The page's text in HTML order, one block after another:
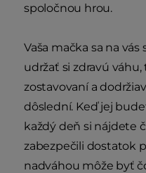
spoločnou hrou.
Vaša mačka sa na
udržať si zdravú
zostavovaní a
dôslední. Keď jej
každý deň si nájdete
zabezpečili dostatok
nadváhou môže byť